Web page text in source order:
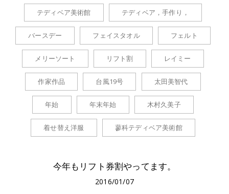
テディベア美術館 テディベア，手作り，
バースデー フェイスタオル フェルト
メリーソート リフト割 レイミー
作家作品 台風19号 太田美智代
年始 年末年始 木村久美子
着せ替え洋服 蓼科テディベア美術館
今年もリフト券割やってます。
2016/01/07